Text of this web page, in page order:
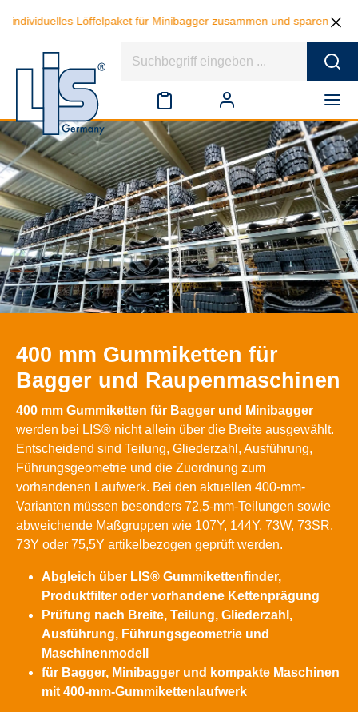
Löffelpaket für Minibagger zusammen und sparen beim Kauf
400 mm Gummiketten für
Bagger und Raupenmaschinen
400 mm Gummiketten für Bagger und Minibagger
werden bei LIS® nicht allein über die Breite ausgewählt.
Entscheidend sind Teilung, Gliederzahl, Ausführung,
Führungsgeometrie und die Zuordnung zum
vorhandenen Laufwerk. Bei den aktuellen 400-mm-
Varianten müssen besonders 72,5-mm-Teilungen sowie
abweichende Maßgruppen wie 107Y, 144Y, 73W, 73SR,
73Y oder 75,5Y artikelbezogen geprüft werden.
Abgleich über LIS® Gummikettenfinder,
Produktfilter oder vorhandene Kettenprägung
Prüfung nach Breite, Teilung, Gliederzahl,
Ausführung, Führungsgeometrie und
Maschinenmodell
für Bagger, Minibagger und kompakte Maschinen
mit 400-mm-Gummikettenlaufwerk